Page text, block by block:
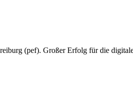
(pef). Großer Erfolg für die